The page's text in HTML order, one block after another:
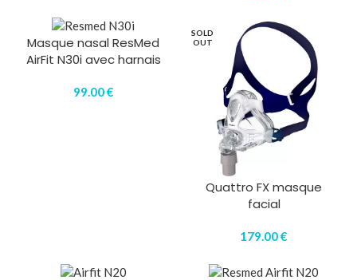
Masque nasal ResMed
AirFit N30i avec harnais
99.00€
SOLD
OUT
Quattro FX masque
facial
179.00€